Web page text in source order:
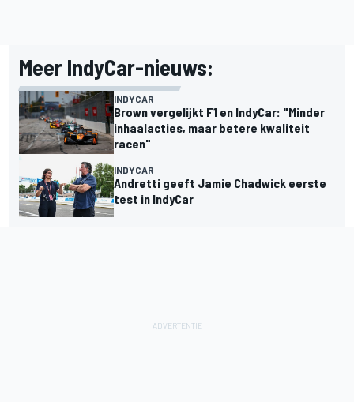
Meer IndyCar-nieuws:
INDYCAR
Brown vergelijkt F1 en IndyCar: "Minder
inhaalacties, maar betere kwaliteit
racen"
INDYCAR
Andretti geeft Jamie Chadwick eerste
test in IndyCar